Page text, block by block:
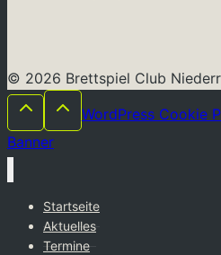
© 2026 Brettspiel Club
WordPress Cookie
Banner
Startseite
Aktuelles
Termine